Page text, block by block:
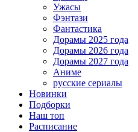
Ужасы
Фэнтази
Фантастика
Дорамы 2025 года
Дорамы 2026 года
Дорамы 2027 года
Аниме
русские сериалы
Новинки
Подборки
Наш топ
Расписание